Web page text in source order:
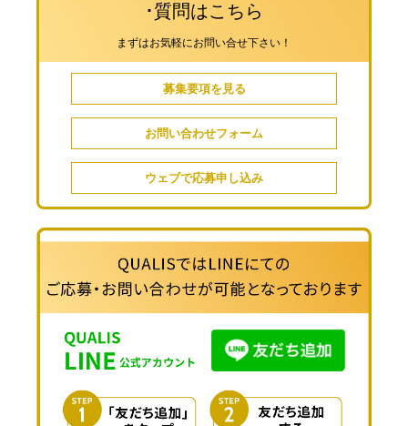
･質問はこちら
まずはお気軽にお問い合せ下さい！
募集要項を見る
お問い合わせフォーム
ウェブで応募申し込み